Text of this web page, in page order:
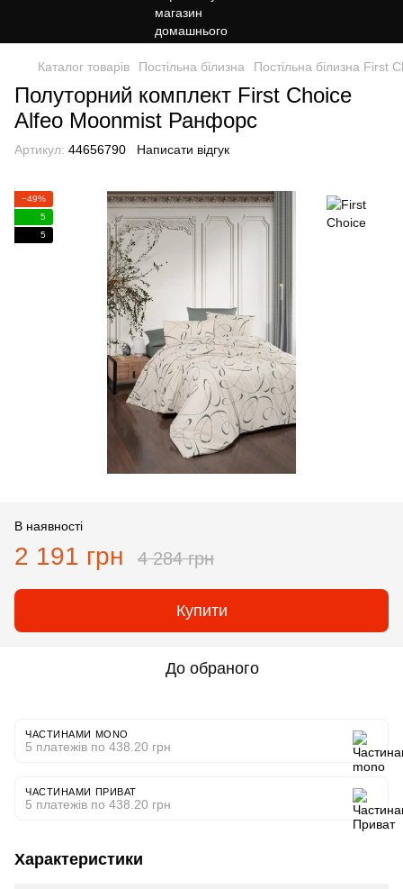
Каталог товарів Постільна білизна Постільна білизна First
Полуторний комплект First Choice
Alfeo Moonmist Ранфорс
Артикул: 44656790 Написати відгук
−49%
5
5
В наявності
2 191 грн 4 284 грн
Купити
До обраного
ЧАСТИНАМИ MONO
5 платежів по 438.20 грн
ЧАСТИНАМИ ПРИВАТ
5 платежів по 438.20 грн
Характеристики